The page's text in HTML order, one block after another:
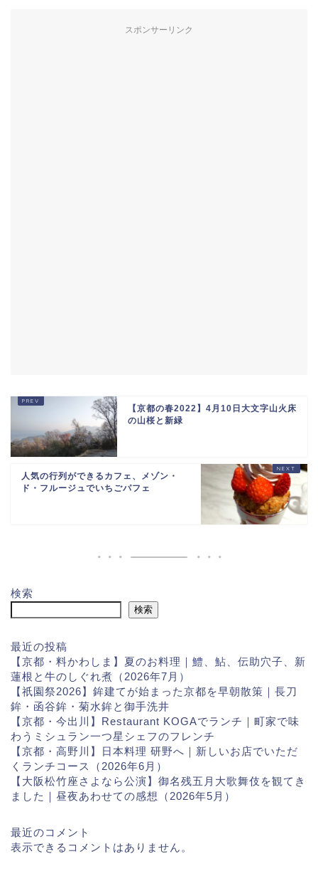
スポンサーリンク
【京都の春2022】4月10日大文字山火床
の山桜と新緑
人気の行列ができるカフェ、メゾン・
ド・フルージュでいちごパフェ
検索
検索
最近の投稿
【京都・料かわしま】夏のお料理｜鱧、鮎、伝助穴子、新
蓮根と牛のしぐれ煮（2026年7月）
【祇園祭2026】鉾建てが始まった京都を早朝散策｜長刀
鉾・函谷鉾・菊水鉾と御手洗井
【京都・今出川】Restaurant KOGAでランチ｜町家で味
わうミシュラン一つ星シェフのフレンチ
【京都・高野川】日本料理 研野へ｜新しいお店でいただ
くランチコース（2026年6月）
【大阪松竹座さよなら公演】御名残五月大歌舞伎を観てき
ました｜昼夜あわせての感想（2026年5月）
最近のコメント
表示できるコメントはありません。